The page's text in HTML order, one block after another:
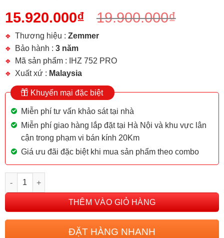
15.920.000₫ 19.900.000₫
Thương hiệu : Zemmer
Bảo hành : 3 năm
Mã sản phẩm : IHZ 752 PRO
Xuất xứ : Malaysia
Khuyến mại đặc biệt
Miễn phí tư vấn khảo sát tại nhà
Miễn phí giao hàng lắp đặt tại Hà Nội và khu vực lân
cận trong phạm vi bán kính 20Km
Giá ưu đãi đặc biệt khi mua sản phẩm theo combo
BẾP TỪ ZEMMER IHZ 752 PRO số lượng
THÊM VÀO GIỎ HÀNG
ĐẶT HÀNG NHANH